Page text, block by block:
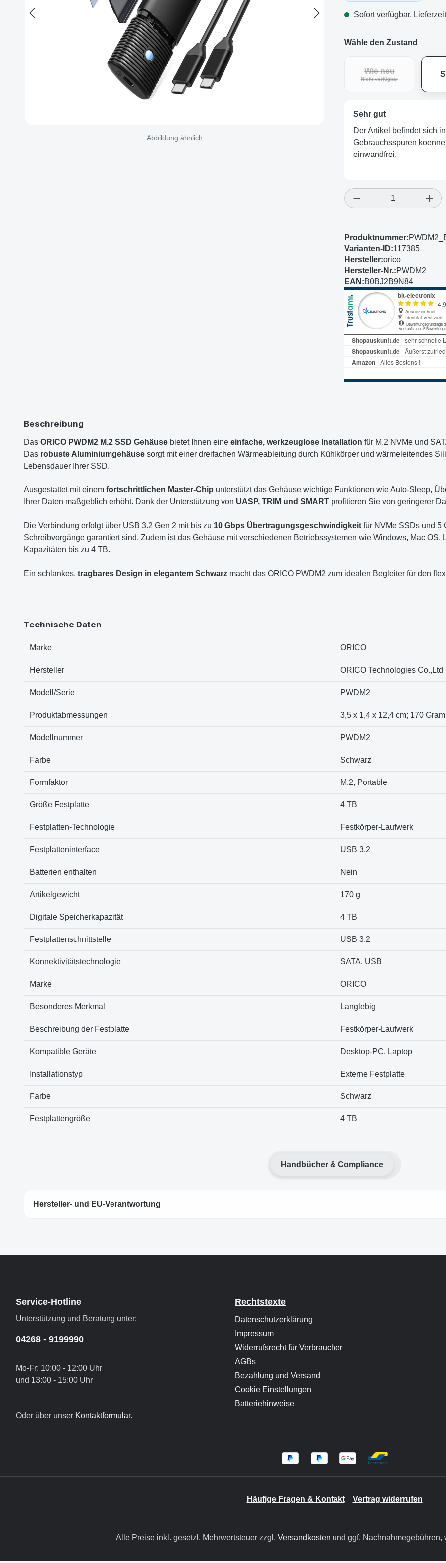
Abbildung ähnlich
Sofort verfügbar,
Wähle den Zustand
Wie neu
Nicht verfügbar(Diese Option ist
Sehr gut
Der Artikel befindet sich
Gebrauchsspuren
einwandfrei.
Produkt Anzahl:
Produktnummer:
Varianten-ID:117385
Hersteller:orico
Hersteller-Nr.:PWDM2
EAN:B0BJ2B9N84
Beschreibung
Das ORICO PWDM2 M.2 SSD Gehäuse bietet Ihnen eine einfache, werkzeuglose Installation für M.2 NVMe und
Das robuste Aluminiumgehäuse sorgt mit einer dreifachen Wärmeableitung durch Kühlkörper und wärmeleitendes
Lebensdauer Ihrer SSD.
Ausgestattet mit einem fortschrittlichen Master-Chip unterstützt das Gehäuse wichtige Funktionen wie Auto-Sleep,
Ihrer Daten maßgeblich erhöht. Dank der Unterstützung von UASP, TRIM und SMART profitieren Sie von geringerer
Die Verbindung erfolgt über USB 3.2 Gen 2 mit bis zu 10 Gbps Übertragungsgeschwindigkeit für NVMe SSDs und 5
Schreibvorgänge garantiert sind. Zudem ist das Gehäuse mit verschiedenen Betriebssystemen wie Windows, Mac
Kapazitäten bis zu 4 TB.
Ein schlankes, tragbares Design in elegantem Schwarz macht das ORICO PWDM2 zum idealen Begleiter für den
Technische Daten
Marke ‎ORICO
Hersteller ‎ORICO Technologies Co.,Ltd
Modell/Serie ‎PWDM2
Produktabmessungen ‎3,5 x 1,4 x 12,4 cm; 170
Modellnummer ‎PWDM2
Farbe ‎Schwarz
Formfaktor ‎M.2, Portable
Größe Festplatte ‎4 TB
Festplatten-Technologie ‎Festkörper-Laufwerk
Festplatteninterface ‎USB 3.2
Batterien enthalten ‎Nein
Artikelgewicht ‎170 g
Digitale Speicherkapazität 4 TB
Festplattenschnittstelle USB 3.2
Konnektivitätstechnologie SATA, USB
Marke ORICO
Besonderes Merkmal Langlebig
Beschreibung der Festplatte Festkörper-Laufwerk
Kompatible Geräte Desktop-PC, Laptop
Installationstyp Externe Festplatte
Farbe Schwarz
Festplattengröße 4 TB
Handbücher & Compliance
Hersteller- und EU-Verantwortung
Service-Hotline
Unterstützung und Beratung unter:
04268 - 9199990
Mo-Fr: 10:00 - 12:00 Uhr
und 13:00 - 15:00 Uhr
Oder über unser Kontaktformular.
Rechtstexte
Datenschutzerklärung
Impressum
Widerrufsrecht für Verbraucher
AGBs
Bezahlung und Versand
Cookie Einstellungen
Batteriehinweise
Häufige Fragen & Kontakt Vertrag widerrufen
Alle Preise inkl. gesetzl. Mehrwertsteuer zzgl. Versandkosten und ggf.